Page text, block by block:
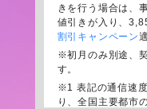
きを行う場合は、
値引きが入り、
割引キャンペーン
※初月のみ別途、
す。
※1表記の通信速
り、全国主要都市